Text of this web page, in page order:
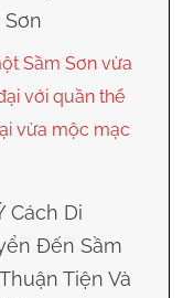
Sơn
Sầm Sơn vừa
với quần thể
vừa mộc mạc
Cách Di
Đến Sầm
Tiện Và